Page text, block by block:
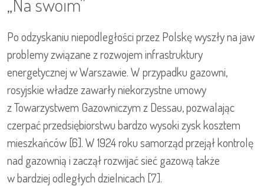
Po odzyskaniu niepodległości przez Polskę wyszły na jaw
problemy związane z rozwojem infrastruktury
energetycznej w Warszawie. W przypadku gazowni,
rosyjskie władze zawarły niekorzystne umowy
z Towarzystwem Gazowniczym z Dessau, pozwalając
czerpać przedsiębiorstwu bardzo wysoki zysk kosztem
mieszkańców [6]. W 1924 roku samorząd przejął kontrolę
nad gazownią i zaczął rozwijać sieć gazową także
w bardziej odległych dzielnicach [7].